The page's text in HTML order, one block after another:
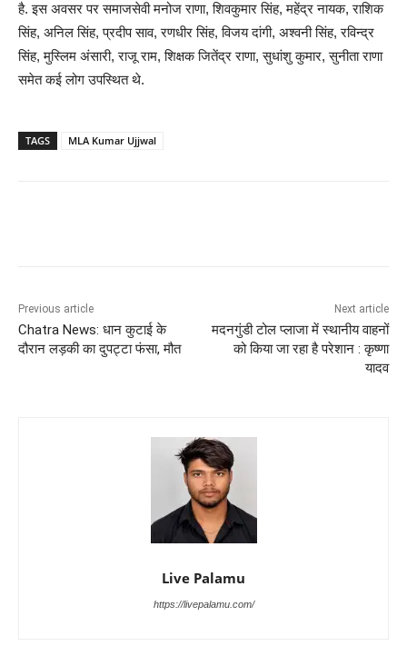
है. इस अवसर पर समाजसेवी मनोज राणा, शिवकुमार सिंह, महेंद्र नायक, राशिक
सिंह, अनिल सिंह, प्रदीप साव, रणधीर सिंह, विजय दांगी, अश्वनी सिंह, रविन्द्र
सिंह, मुस्लिम अंसारी, राजू राम, शिक्षक जितेंद्र राणा, सुधांशु कुमार, सुनीता राणा
समेत कई लोग उपस्थित थे.
TAGS MLA Kumar Ujjwal
Previous article
Chatra News: धान कुटाई के
दौरान लड़की का दुपट्टा फंसा, मौत
Next article
मदनगुंडी टोल प्लाजा में स्थानीय वाहनों
को किया जा रहा है परेशान : कृष्णा
यादव
Live Palamu
https://livepalamu.com/